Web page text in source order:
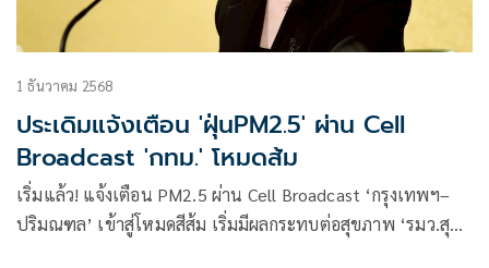
1 ธันวาคม 2568
ประเดิมแจ้งเตือน 'ฝุ่นPM2.5' ผ่าน Cell
Broadcast 'กทม.' โหมดส้ม
เริ่มแล้ว! แจ้งเตือน PM2.5 ผ่าน Cell Broadcast ‘กรุงเทพฯ–
ปริมณฑล’ เข้าสู่โหมดสีส้ม เริ่มมีผลกระทบต่อสุขภาพ ‘รมว.สุชา